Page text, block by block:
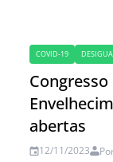
COVID-19
abertas
12/11/2023